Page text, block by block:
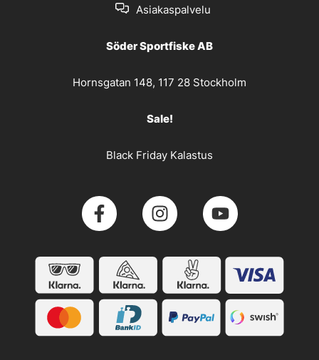
Asiakaspalvelu
Söder Sportfiske AB
Hornsgatan 148, 117 28 Stockholm
Sale!
Black Friday Kalastus